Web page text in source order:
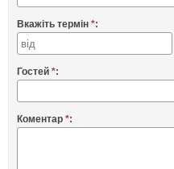
Вкажіть термін *:
Гостей *:
Коментар *: